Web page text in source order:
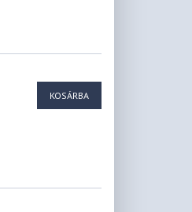
KOSÁRBA